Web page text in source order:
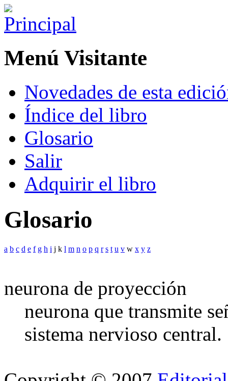
Menú Visitante
Novedades de esta
Índice del libro
Glosario
Salir
Adquirir el libro
Glosario
a b c d e f g h i j k l m n o p q r s t u v w x y z
neurona de proyección
neurona que transmite
sistema nervioso central.